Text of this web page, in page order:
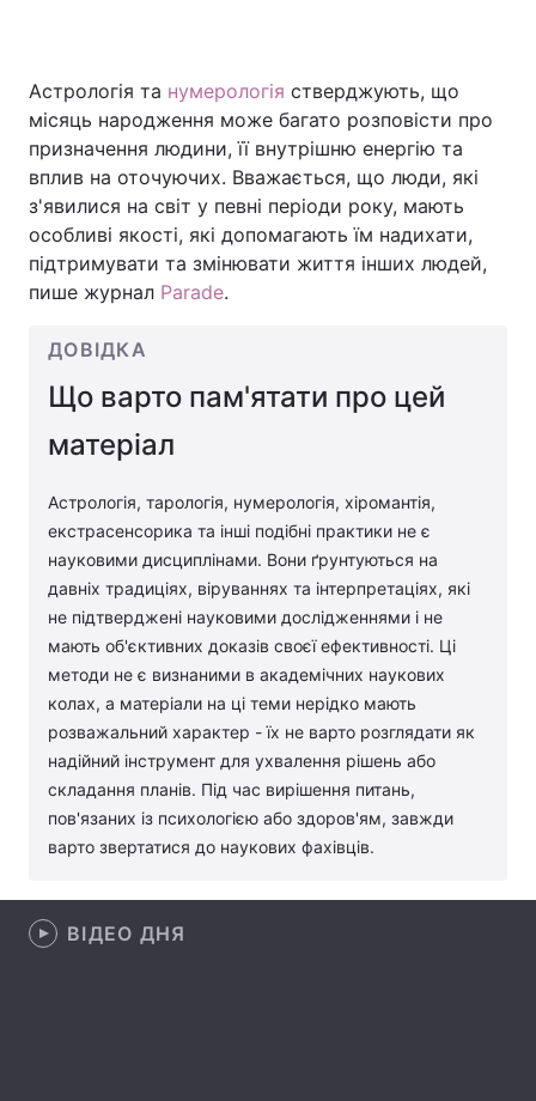
Головна Війна
Україна Політика
Економіка
Техно і зв'язок Лайт
Зброя
Здоров'я Туризм
Цікавинки Погода
Екологія Регіони
Лонгріди
Відео з Youtube Статті
Інтерв'ю
Архів Вакансії
Послуги
Астрологія та нумерологія стверджують, що
місяць народження може багато розповісти про
призначення людини, її внутрішню енергію та
вплив на оточуючих. Вважається, що люди, які
з'явилися на світ у певні періоди року, мають
особливі якості, які допомагають їм надихати,
підтримувати та змінювати життя інших людей,
пише журнал Parade.
ДОВІДКА
Що варто пам'ятати про цей
матеріал
Астрологія, тарологія, нумерологія, хіромантія,
екстрасенсорика та інші подібні практики не є
науковими дисциплінами. Вони ґрунтуються на
давніх традиціях, віруваннях та інтерпретаціях, які
не підтверджені науковими дослідженнями і не
мають об'єктивних доказів своєї ефективності. Ці
методи не є визнаними в академічних наукових
колах, а матеріали на ці теми нерідко мають
розважальний характер - їх не варто розглядати як
надійний інструмент для ухвалення рішень або
складання планів. Під час вирішення питань,
пов'язаних із психологією або здоров'ям, завжди
варто звертатися до наукових фахівців.
ВІДЕО ДНЯ